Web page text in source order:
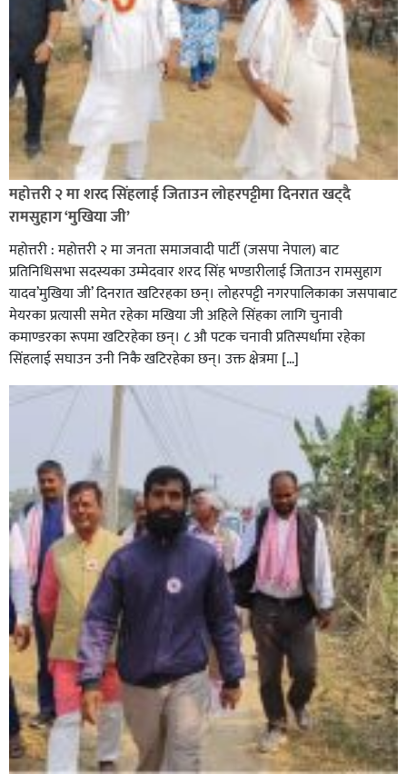
रक्तदान सेवामा जिल्लामै दोस्रो स्थान ल्याएकोमा जनमत नेताद्वय
रेडक्रस सिराहा द्वारा सम्मानित
सिराहाको औरहीमा जेन-जी भेला सम्पन्न
महोत्तरी २ मा शरद सिंहलाई जिताउन लोहरपट्टीमा दिनरात खट्दै
रामसुहाग ‘मुखिया जी’
महोत्तरी : महोत्तरी २ मा जनता समाजवादी पार्टी (जसपा नेपाल) बाट
प्रतिनिधिसभा सदस्यका उम्मेदवार शरद सिंह भण्डारीलाई जिताउन रामसुहाग
यादव’मुखिया जी’ दिनरात खटिरहका छन्। लोहरपट्टी नगरपालिकाका जसपाबाट
मेयरका प्रत्यासी समेत रहेका मखिया जी अहिले सिंहका लागि चुनावी
कमाण्डरका रूपमा खटिरहेका छन्। ८ औ पटक चनावी प्रतिस्पर्धामा रहेका
सिंहलाई सघाउन उनी निकै खटिरहेका छन्। उक्त क्षेत्रमा […]